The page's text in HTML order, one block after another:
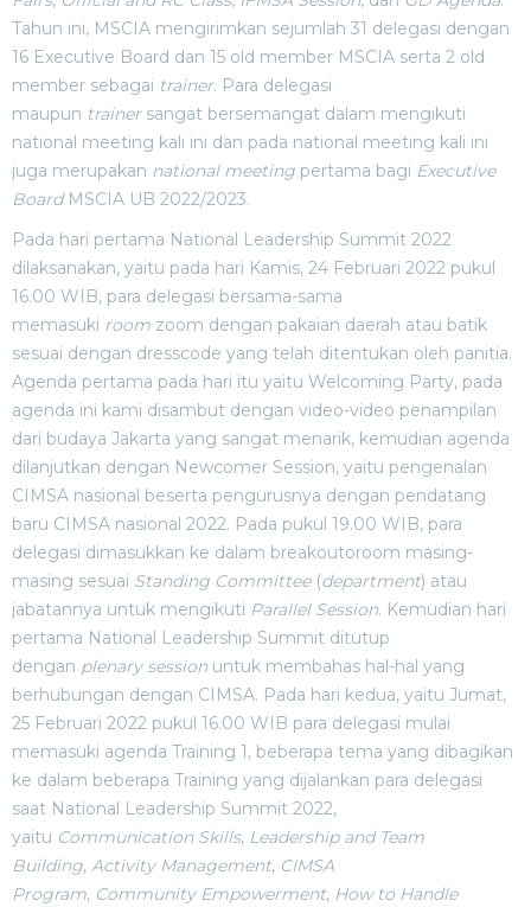
Tahun ini, MSCIA mengirimkan sejumlah 31 delegasi dengan
16 Executive Board dan 15 old member MSCIA serta 2 old
member sebagai trainer. Para delegasi
maupun trainersangat bersemangat dalam mengikuti
national meeting kali ini dan pada national meeting kali ini
juga merupakan national meeting pertama bagi Executive
BoardMSCIA UB 2022/2023.
Pada hari pertama National Leadership Summit 2022
dilaksanakan, yaitu pada hari Kamis, 24 Februari 2022 pukul
16.00 WIB, para delegasi bersama-sama
memasuki room zoom dengan pakaian daerah atau batik
sesuai dengan dresscode yang telah ditentukan oleh panitia.
Agenda pertama pada hari itu yaitu Welcoming Party, pada
agenda ini kami disambut dengan video-video penampilan
dari budaya Jakarta yang sangat menarik, kemudian agenda
dilanjutkan dengan Newcomer Session, yaitu pengenalan
CIMSA nasional beserta pengurusnya dengan pendatang
baru CIMSA nasional 2022. Pada pukul 19.00 WIB, para
delegasi dimasukkan ke dalam breakoutoroom masing-
masing sesuai Standing Committee(department) atau
jabatannya untuk mengikuti Parallel Session. Kemudian hari
pertama National Leadership Summit ditutup
dengan plenary sessionuntuk membahas hal-hal yang
berhubungan dengan CIMSA. Pada hari kedua, yaitu Jumat,
25 Februari 2022 pukul 16.00 WIB para delegasi mulai
memasuki agenda Training 1, beberapa tema yang dibagikan
ke dalam beberapa Training yang dijalankan para delegasi
saat National Leadership Summit 2022,
yaitu Communication Skills, Leadership and Team
Building, Activity Management, CIMSA
Program, Community Empowerment, How to Handle